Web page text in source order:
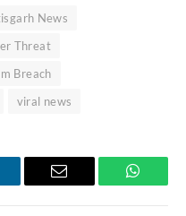
News
Threat
Breach
viral news
Email